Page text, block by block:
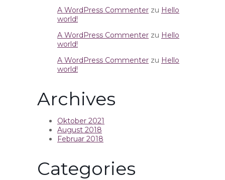
A WordPress Commenter zu Hello
world!
A WordPress Commenter zu Hello
world!
A WordPress Commenter zu Hello
world!
Archives
Oktober 2021
August 2018
Februar 2018
Categories